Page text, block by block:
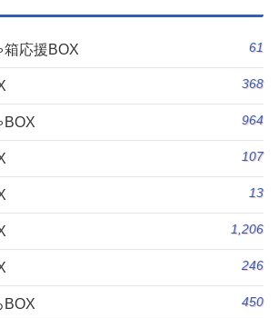
箱応援BOX 61
368
BOX 964
107
13
1,206
246
BOX 450